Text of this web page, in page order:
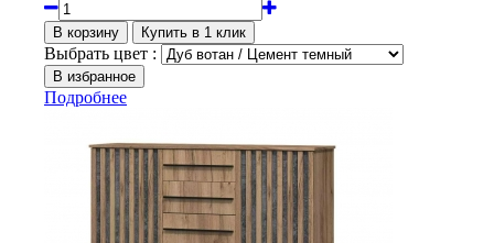
Выбрать цвет :
Подробнее